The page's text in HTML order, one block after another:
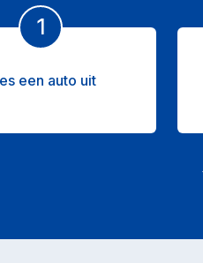
1
een auto uit